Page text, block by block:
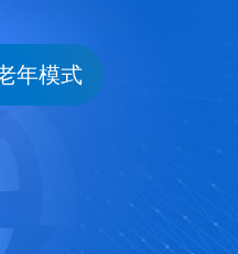
年模式